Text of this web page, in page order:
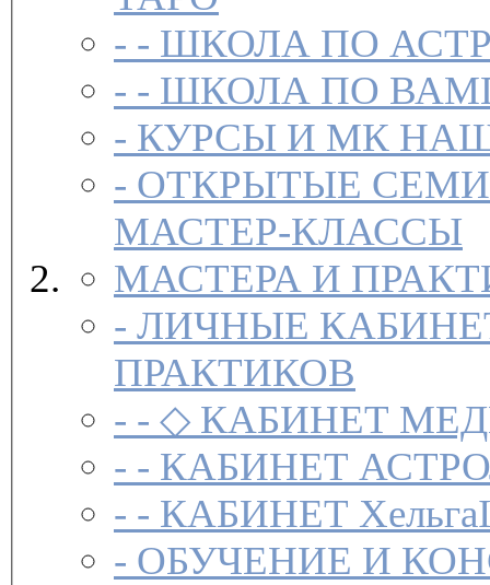
- - ШКОЛА ПО
- - ШКОЛА ПО
-
- ОТКРЫТЫЕ
МАСТЕР-КЛАССЫ
МАСТЕРА И
- ЛИЧНЫЕ
ПРАКТИКОВ
- - ◇ КАБИНЕТ
- - КАБИНЕТ
- - КАБИНЕТ ХельгаI
- ОБУЧЕНИЕ И